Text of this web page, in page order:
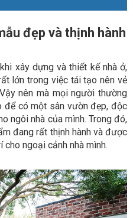
đẹp và thịnh hành
xây dựng và thiết kế nhà ở,
lớn trong việc tái tạo nên vẻ
nên mà mọi người thường
để có một sân vườn đẹp, độc
ngôi nhà của mình. Trong đó,
đang rất thịnh hành và được
ngoại cảnh nhà mình.